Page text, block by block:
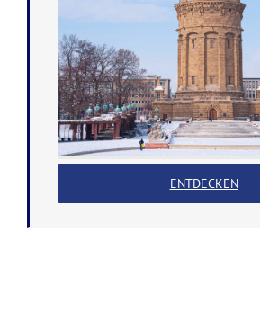
ENTDECKEN